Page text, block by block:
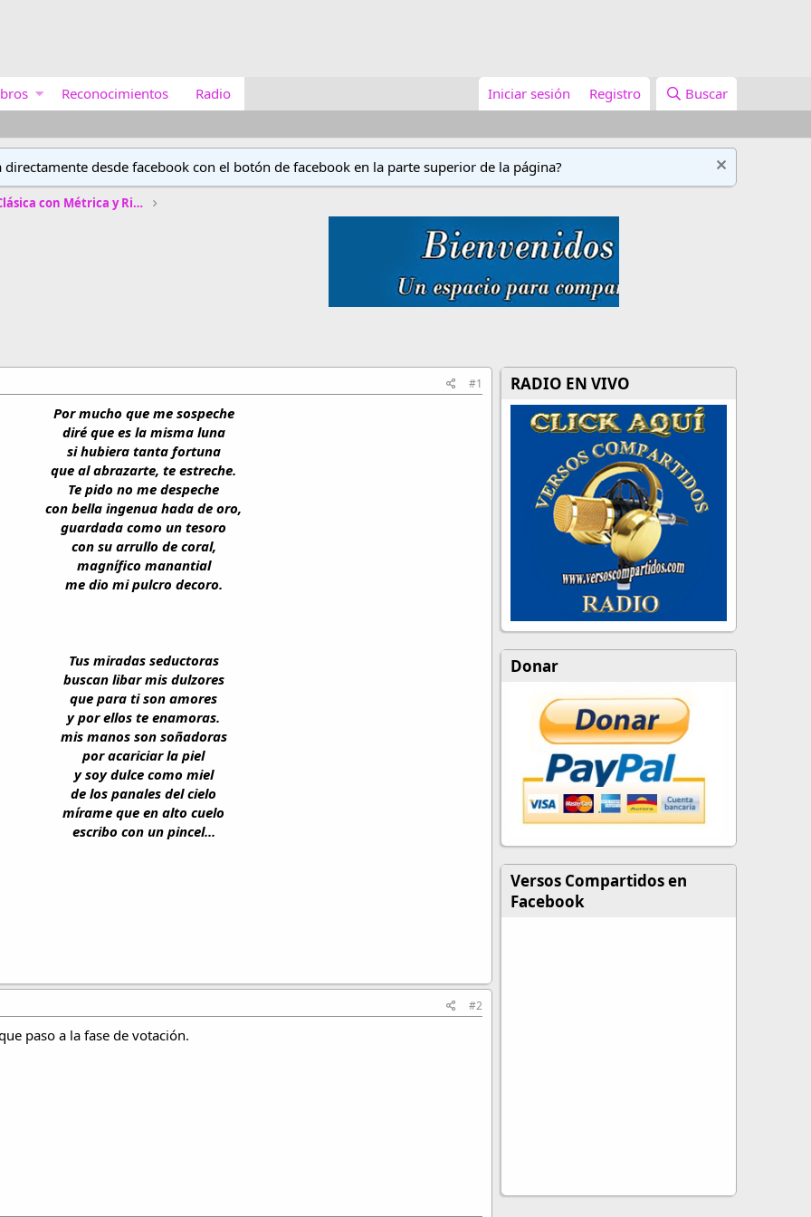
Reconocimientos Radio Iniciar sesión Registro Buscar
desde facebook con el botón de facebook en la parte superior de la página?
Concurso de Poética Clásica con Métrica y Rima
#1
Por mucho que me sospeche
diré que es la misma luna
si hubiera tanta fortuna
que al abrazarte, te estreche.
Te pido no me despeche
con bella ingenua hada de oro,
guardada como un tesoro
con su arrullo de coral,
magnífico manantial
me dio mi pulcro decoro.
Tus miradas seductoras
buscan libar mis dulzores
que para ti son amores
y por ellos te enamoras.
mis manos son soñadoras
por acariciar la piel
y soy dulce como miel
de los panales del cielo
mírame que en alto cuelo
escribo con un pincel...
#2
paso a la fase de votación.
RADIO EN VIVO
Donar
Versos Compartidos en
Facebook